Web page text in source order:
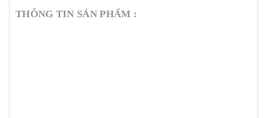
THÔNG TIN SẢN PHẨM :